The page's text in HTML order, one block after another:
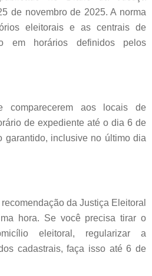
de novembro de 2025. A norma
eleitorais e as centrais de
em horários definidos pelos
comparecerem aos locais de
de expediente até o dia 6 de
garantido, inclusive no último dia
da Justiça Eleitoral
hora. Se você precisa tirar o
eleitoral, regularizar a
cadastrais, faça isso até 6 de